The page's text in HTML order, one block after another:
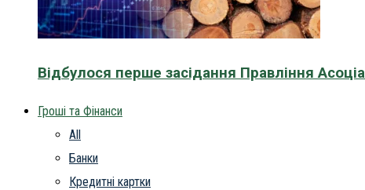
Відбулося перше засідання Правління
Гроші та Фінанси
All
Банки
Кредитні картки